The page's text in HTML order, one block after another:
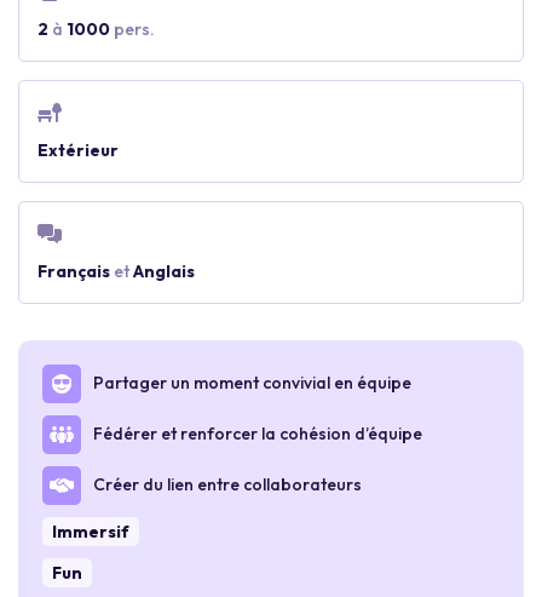
2 à 1000 pers.
Extérieur
Français etAnglais
Partager un moment convivial en équipe
Fédérer et renforcer la cohésion d’équipe
Créer du lien entre collaborateurs
Immersif
Fun